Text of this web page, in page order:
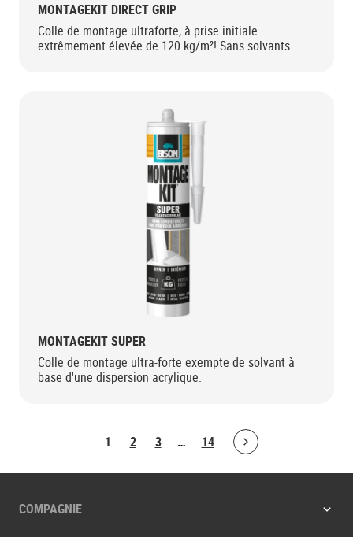
MONTAGEKIT DIRECT GRIP
Colle de montage ultraforte, à prise initiale
extrêmement élevée de 120 kg/m²! Sans solvants.
MONTAGEKIT SUPER
Colle de montage ultra-forte exempte de solvant à
base d'une dispersion acrylique.
1 2 3 … 14 Bolton.ArticleList.NextPage
COMPAGNIE